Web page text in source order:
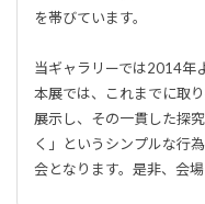
を帯びています。
当ギャラリーでは2014年
本展では、これまでに取
展示し、その一貫した探
く」というシンプルな行
会となります。是非、会